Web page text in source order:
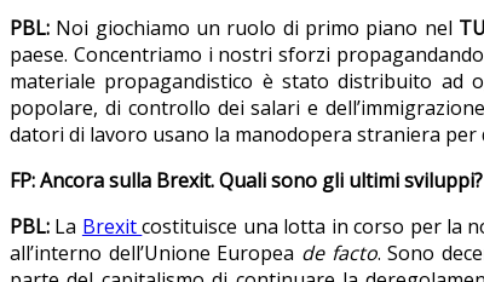
PBL: Noi giochiamo un ruolo di primo piano nel
paese. Concentriamo i nostri sforzi
materiale propagandistico è stato distribuito ad
popolare, di controllo dei salari e
datori di lavoro usano la manodopera straniera per
FP: Ancora sulla Brexit. Quali sono gli ultimi
PBL: La Brexitcostituisce una lotta in corso per la
all’interno dell’Unione Europea de facto. Sono